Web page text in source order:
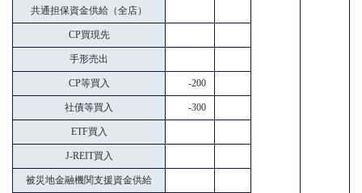
共通担保資金供給（全店）
CP買現先
手形売出
CP等買入 -200
社債等買入 -300
ETF買入
J-REIT買入
被災地金融機関支援資金供給